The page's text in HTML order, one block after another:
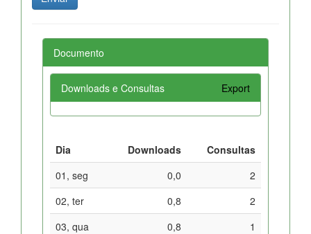
Documento
Downloads e Consultas Export
Dia Downloads
Consultas
01, seg
0,0
2
02, ter
0,8
2
03, qua
0,8
1